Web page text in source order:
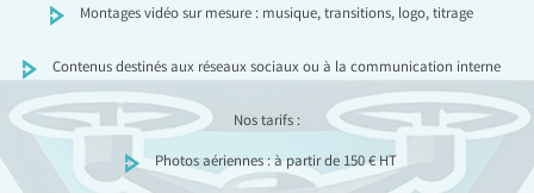
Montages vidéo sur mesure : musique, transitions, logo, titrage
Contenus destinés aux réseaux sociaux ou à la communication interne
Nos tarifs :
Photos aériennes : à partir de 150 € HT